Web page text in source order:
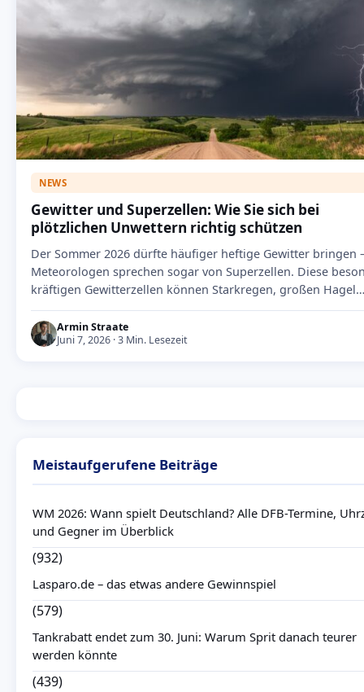
NEWS
Gewitter und Superzellen: Wie Sie sich bei
plötzlichen Unwettern richtig schützen
Der Sommer 2026 dürfte häufiger heftige Gewitter bringen
Meteorologen sprechen sogar von Superzellen. Diese
kräftigen Gewitterzellen können Starkregen, großen Hagel…
Armin Straate
Juni 7, 2026 · 3 Min. Lesezeit
Meistaufgerufene Beiträge
WM 2026: Wann spielt Deutschland? Alle DFB-Termine,
und Gegner im Überblick
(932)
Lasparo.de – das etwas andere Gewinnspiel
(579)
Tankrabatt endet zum 30. Juni: Warum Sprit danach teurer
werden könnte
(439)